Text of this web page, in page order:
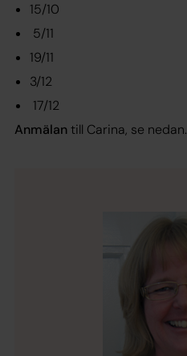
15/10
5/11
19/11
3/12
17/12
Anmälantill Carina, se nedan.